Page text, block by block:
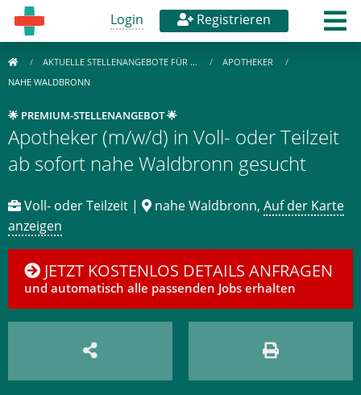
Login Registrieren
AKTUELLE STELLENANGEBOTE FÜR …
APOTHEKER
NAHE WALDBRONN
🌟 PREMIUM-STELLENANGEBOT 🌟
Apotheker (m/w/d) in Voll- oder Teilzeit
ab sofort nahe Waldbronn gesucht
Voll- oder Teilzeit | nahe Waldbronn, Auf der Karte
anzeigen
JETZT KOSTENLOS DETAILS ANFRAGEN
und automatisch alle passenden Jobs erhalten